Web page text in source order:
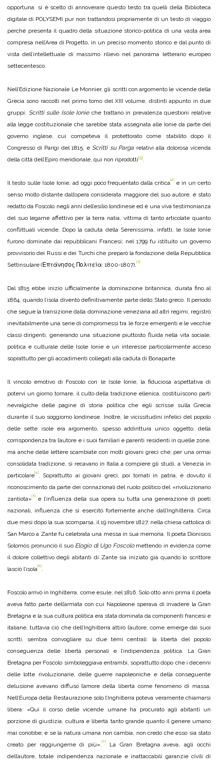
opportuna: si è scelto di annoverare questo testo tra quelli della Biblioteca
digitale di POLYSEMI pur non trattandosi propriamente di un testo di viaggio
perché presenta il quadro della situazione storico-politica di una vasta area
compresa nell’Area di Progetto, in un preciso momento storico e dal punto di
vista dell’intellettuale di massimo rilievo nel panorama letterario europeo
settecentesco.
Nell’Edizione Nazionale Le Monnier, gli scritti con argomento le vicende della
Grecia sono raccolti nel primo tomo del XIII volume, distinti appunto in due
gruppi: Scritti sulle Isole Ionieche trattano in prevalenza questioni relative
alla legge costituzionale che sarebbe stata assegnata alle Ionie da parte del
governo inglese, cui competeva il protettorato come stabilito dopo il
Congresso di Parigi del 1815, e Scritti su Parga relativi alla dolorosa vicenda
della città dell’Epiro meridionale, qui non riprodotti [1] .
Il testo sulle Isole Ionie, ad oggi poco frequentato dalla critica[2]
e in un certo
senso molto distante dall’opera considerata maggiore del suo autore, è stato
redatto da Foscolo negli anni dell’esilio londinese ed è una viva testimonianza
del suo legame affettivo per la terra natia, vittima di tanto articolate quanto
conflittuali vicende. Dopo la caduta della Serenissima, infatti, le Isole Ionie
furono dominate dai repubblicani Francesi; nel 1799 fu istituito un governo
provvisorio dei Russi e dei Turchi che preparò la fondazione della Repubblica
Settinsulare (Επτάνησος Πολιτεία: 1800-1807). [3]
Dal 1815 ebbe inizio ufficialmente la dominazione britannica, durata fino al
1864, quando l’isola diventò definitivamente parte dello Stato greco. Il periodo
che segue la transizione dalla dominazione veneziana ad altri regimi, registrò
inevitabilmente una serie di compromessi tra le forze emergenti e le vecchie
classi dirigenti, generando una situazione piuttosto fluida nella vita sociale,
politica e culturale delle Isole Ionie e un interesse particolarmente acceso
soprattutto per gli accadimenti collegati alla caduta di Bonaparte.
Il vincolo emotivo di Foscolo con le Isole Ionie, la fiduciosa aspettativa di
potervi un giorno tornare, il culto della tradizione ellenica, costituiscono parti
nevralgiche delle pagine di storia politica che egli scrisse sulla Grecia
durante il suo soggiorno londinese. Inoltre, le vicissitudini infelici del popolo
delle sette isole era argomento, spesso addirittura unico oggetto, della
corrispondenza tra l’autore e i suoi familiari e parenti residenti in quelle zone,
ma anche delle lettere scambiate con molti giovani greci che, per una ormai
consolidata tradizione, si recavano in Italia a compiere gli studi, a Venezia in
particolare[4] . Soprattutto ai giovani greci, poi tornati in patria, è dovuto il
riconoscimento da parte dei connazionali del ruolo politico del «rivoluzionario
zantiota»[5]
e l’influenza della sua opera su tutta una generazione di poeti
nazionali, influenza che si esercitò fortemente anche dall’Inghilterra. Circa
due mesi dopo la sua scomparsa, il 19 novembre 1827, nella chiesa cattolica di
San Marco a Zante fu celebrata una messa in sua memoria. Il poeta Dionisios
Solomòs pronunciò il suo Elogio di Ugo Foscolomettendo in evidenza come
il dolore collettivo degli abitanti di Zante sia iniziato già quando lo scrittore
lasciò l’isola[6] .
Foscolo arrivò in Inghilterra, come esule, nel 1816. Solo otto anni prima il poeta
aveva fatto parte dell’armata con cui Napoleone sperava di invadere la Gran
Bretagna e la sua cultura politica era stata dominata da componenti francesi e
italiane, tuttavia ciò che dell’Inghilterra attirò l’autore, come emerge dai suoi
scritti, sembra convogliare su due temi centrali: la libertà del popolo
conseguenza delle libertà personali e l’indipendenza politica. La Gran
Bretagna per Foscolo simboleggiava entrambi, soprattutto dopo che i decenni
delle lotte rivoluzionarie, delle guerre napoleoniche e della conseguente
delusione avevano diffuso l’amore della libertà come fenomeno di massa.
Nell’Europa della Restaurazione solo l’Inghilterra poteva veramente chiamarsi
libera: «Qui il corso delle vicende umane ha procurato agli abitanti un
porzione di giustizia, cultura e libertà tanto grande quanto il genere umano
mai conobbe; e se la natura umana non cambia, non credo che esso sia stato
creato per raggiungerne di più».[7]
La Gran Bretagna aveva, agli occhi
dell’autore, totale indipendenza nazionale e inattaccabili garanzie civili di